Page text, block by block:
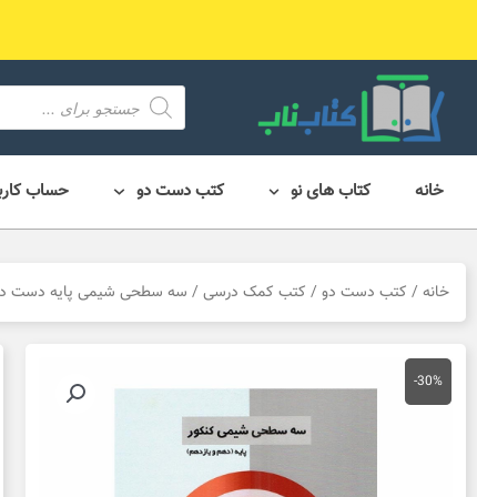
محتوا
محصول
search
خانه کتاب های نو کتب دست دو حساب
خانه / کتب دست دو / کتب کمک درسی / سه سطحی شیمی پایه دست
-30%